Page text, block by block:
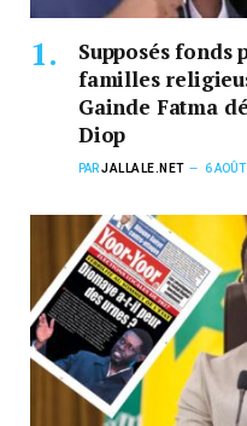
Supposés fonds
familles
Gainde Fatma
Diop
PARJALLALE.NET 6